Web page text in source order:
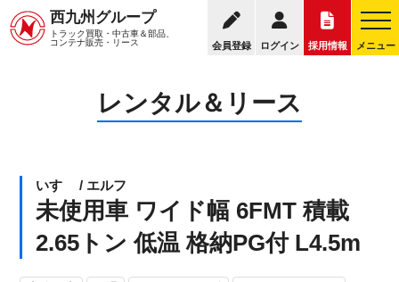
西九州グループ
トラック買取・中古車＆部品、
コンテナ販売・リース
会員登録 ログイン 採用情報 メニュー
レンタル＆リーストップ 選ばれる理由 料金表
レンタル＆リース
いすゞ / エルフ
未使用車 ワイド幅 6FMT 積載
2.65トン 低温 格納PG付 L4.5m